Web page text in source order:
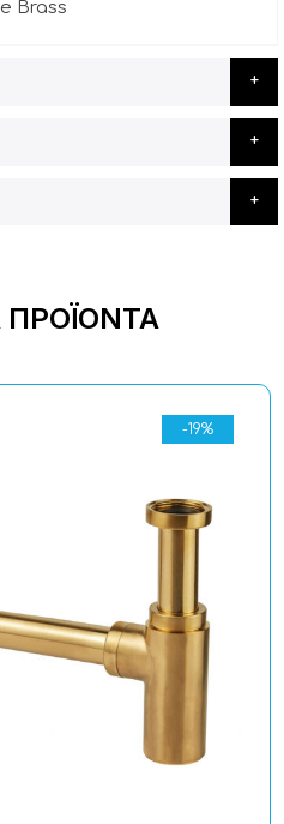
Brass
ΠΡΟΪΌΝΤΑ
-19%